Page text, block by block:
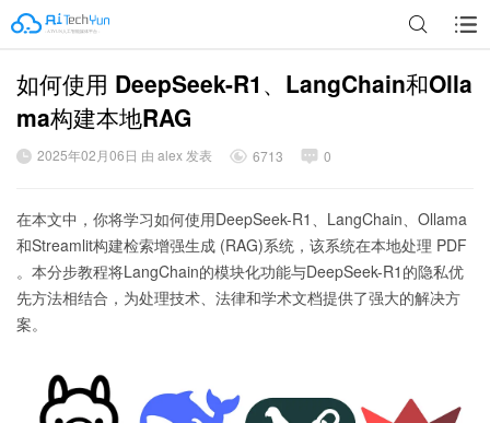
如何使用 DeepSeek-R1、LangChain和Olla
ma构建本地RAG
2025年02月06日 由 alex 发表 6713 0
在本文中，你将学习如何使用DeepSeek-R1、LangChain、Ollama
和Streamlit构建检索增强生成 (RAG)系统，该系统在本地处理 PDF
。本分步教程将LangChain的模块化功能与DeepSeek-R1的隐私优
先方法相结合，为处理技术、法律和学术文档提供了强大的解决方
案。